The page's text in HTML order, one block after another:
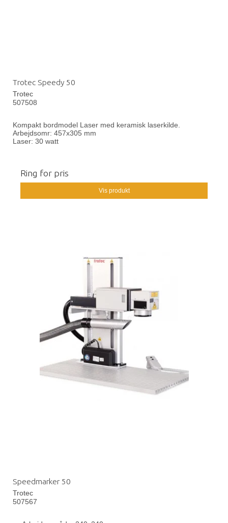
Trotec Speedy 50
Trotec
507508
Kompakt bordmodel Laser med keramisk laserkilde.
Arbejdsomr: 457x305 mm
Laser: 30 watt
Ring for pris
Vis produkt
Speedmarker 50
Trotec
507567